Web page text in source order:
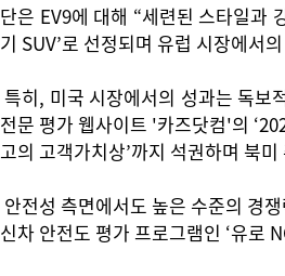
단은 EV9에 대해 “세련된 스타일과
기 SUV’로 선정되며 유럽 시장에서
특히, 미국 시장에서의 성과는 독보
전문 평가 웹사이트 '카즈닷컴'의
고의 고객가치상’까지 석권하며 북
안전성 측면에서도 높은 수준의 경
신차 안전도 평가 프로그램인 ‘유로